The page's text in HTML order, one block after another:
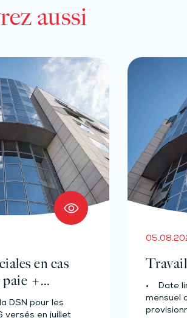
aussi
en cas
paie +
source des
(effectif
DSN pour les
versés en juillet
• Date
mensuel